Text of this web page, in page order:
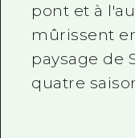
pont et à
mûrissent
paysage de
quatre